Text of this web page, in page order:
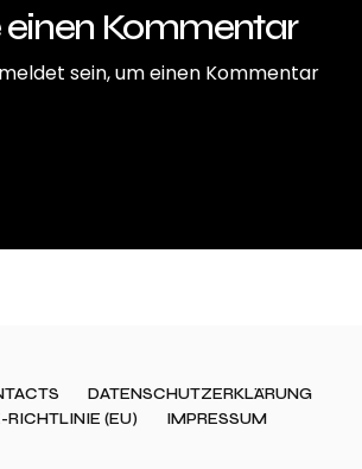
einen Kommentar
sein, um einen Kommentar
DATENSCHUTZERKLÄRUNG
RICHTLINIE (EU)
IMPRESSUM